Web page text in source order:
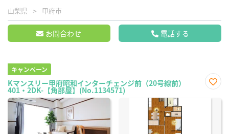
山梨県 甲府市
お問合わせ 電話する
キャンペーン
Kマンスリー甲府昭和インターチェンジ前（20号線前）
401・2DK-【角部屋】(No.1134571)
に入